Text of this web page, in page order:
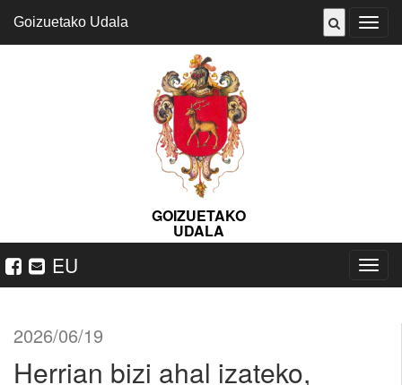
ireki
Goizuetako Udala
GOIZUETAKO
UDALA
EU
ireki
2026/06/19
Herrian bizi ahal izateko,